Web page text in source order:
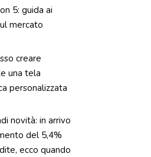
5: guida ai
mercato
creare
una tela
personalizzata
novità: in arrivo
del 5,4%
ecco quando